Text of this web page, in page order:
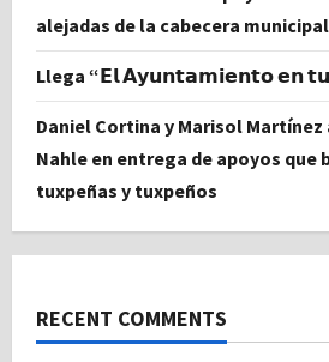
alejadas de la cabecera
Llega “𝗘𝗹 𝗔𝘆𝘂𝗻𝘁𝗮𝗺𝗶𝗲𝗻𝘁𝗼 𝗲𝗻
Daniel Cortina y Marisol Martínez
Nahle en entrega de apoyos que
tuxpeñas y tuxpeños
RECENT COMMENTS